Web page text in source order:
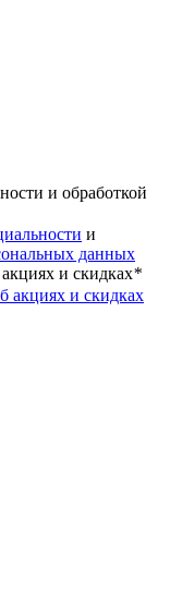
и обработкой
и
данных
и скидках*
акциях и скидках